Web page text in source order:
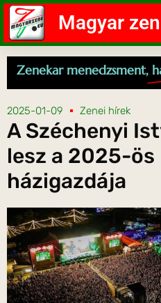
Magyar
Zenekar menedzsment,
2025-01-09 Zenei hírek
A Széchenyi
lesz a 2025-ös
házigazdája